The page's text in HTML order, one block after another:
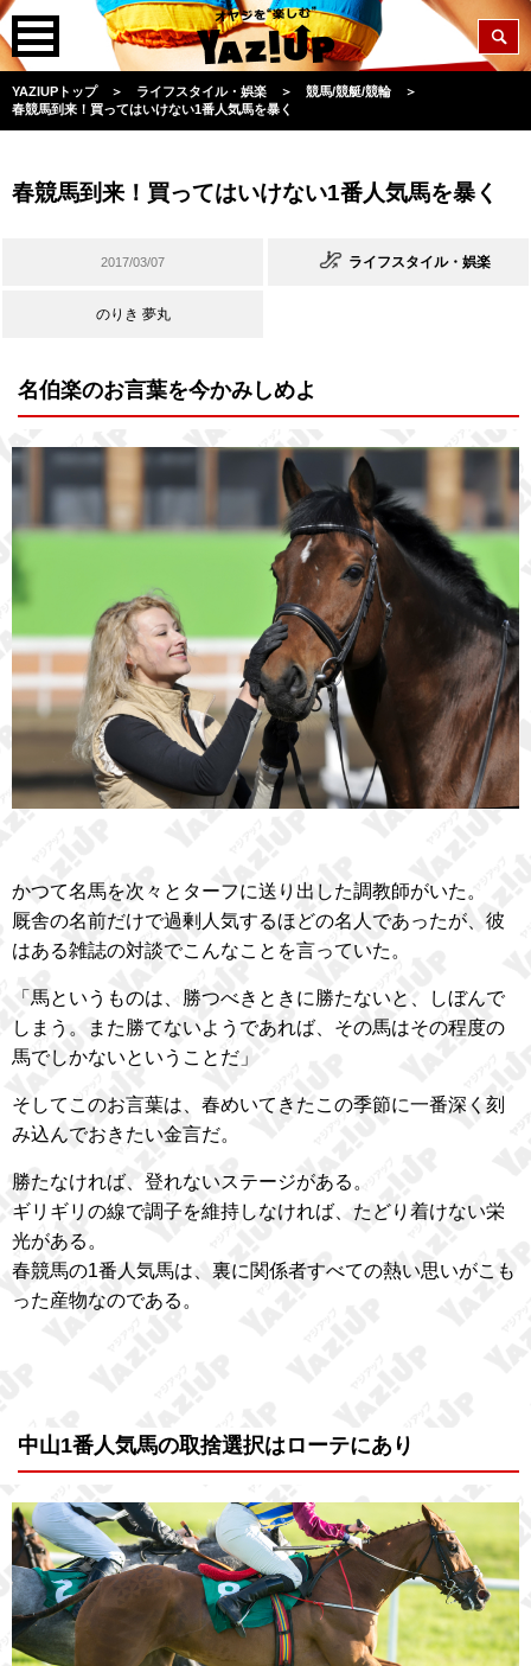
YAZIUPトップ ＞ ライフスタイル・娯楽 ＞ 競馬/競艇/競輪
＞
春競馬到来！買ってはいけない1番人気馬を暴く
春競馬到来！買ってはいけない1番人気馬を暴く
2017/03/07 ライフスタイル・娯楽
のりき 夢丸
名伯楽のお言葉を今かみしめよ
かつて名馬を次々とターフに送り出した調教師がいた。
厩舎の名前だけで過剰人気するほどの名人であったが、彼
はある雑誌の対談でこんなことを言っていた。
「馬というものは、勝つべきときに勝たないと、しぼんで
しまう。また勝てないようであれば、その馬はその程度の
馬でしかないということだ」
そしてこのお言葉は、春めいてきたこの季節に一番深く刻
み込んでおきたい金言だ。
勝たなければ、登れないステージがある。
ギリギリの線で調子を維持しなければ、たどり着けない栄
光がある。
春競馬の1番人気馬は、裏に関係者すべての熱い思いがこも
った産物なのである。
中山1番人気馬の取捨選択はローテにあり